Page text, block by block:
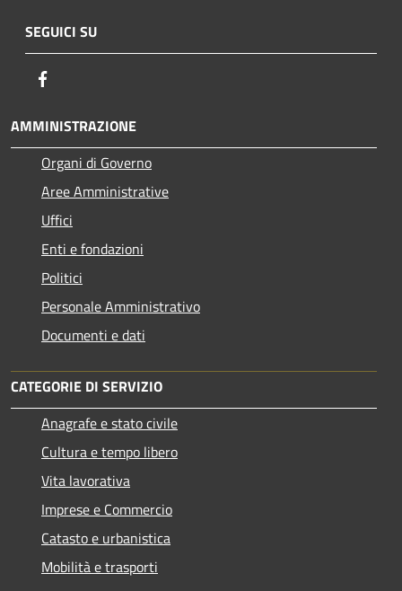
SEGUICI SU
AMMINISTRAZIONE
Organi di Governo
Aree Amministrative
Uffici
Enti e fondazioni
Politici
Personale Amministrativo
Documenti e dati
CATEGORIE DI SERVIZIO
Anagrafe e stato civile
Cultura e tempo libero
Vita lavorativa
Imprese e Commercio
Catasto e urbanistica
Mobilità e trasporti